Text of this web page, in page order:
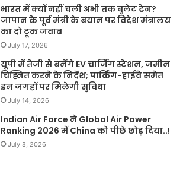
भारत में क्यों नहीं चली अभी तक बुलेट ट्रेन?
जापान के पूर्व मंत्री के बयान पर विदेश मंत्रालय
का दो टूक जवाब
July 17, 2026
यूपी में तेजी से बनेंगे EV चार्जिंग स्टेशन, जमीन
चिह्नित करने के निर्देश; पार्किंग-हाईवे समेत
इन जगहों पर मिलेगी सुविधा
July 14, 2026
Indian Air Force ने Global Air Power
Ranking 2026 में China को पीछे छोड़ दिया..!
July 8, 2026